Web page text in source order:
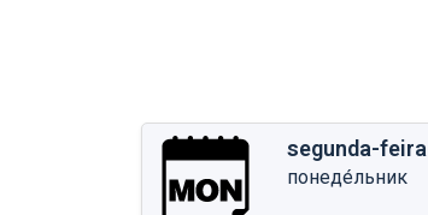
segunda-feira
понеде́льник